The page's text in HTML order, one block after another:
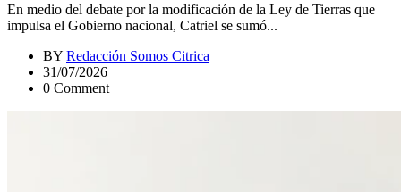
En medio del debate por la modificación de la Ley de Tierras que
impulsa el Gobierno nacional, Catriel se sumó...
BY Redacción Somos Citrica
31/07/2026
0 Comment